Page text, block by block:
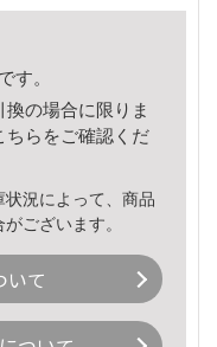
す。
の場合に限りま
ちら をご確認くだ
況によって、商品
ございます。
いて